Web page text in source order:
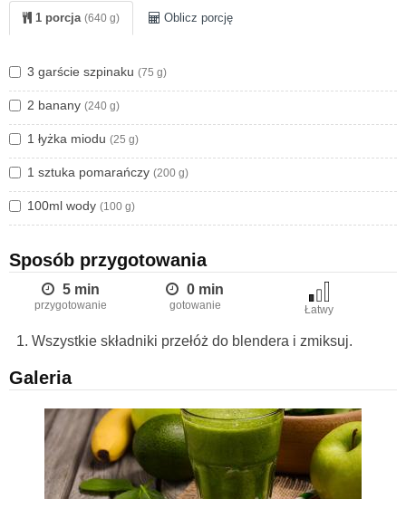
Jeżeli szukacie innych przepisów, polecam również
1 porcja (640 g) Oblicz porcję
3 garście szpinaku (75 g)
2 banany (240 g)
1 łyżka miodu (25 g)
1 sztuka pomarańczy (200 g)
100ml wody (100 g)
Sposób przygotowania
5 min
przygotowanie
0 min
gotowanie Łatwy
Wszystkie składniki przełóż do blendera i zmiksuj.
Galeria